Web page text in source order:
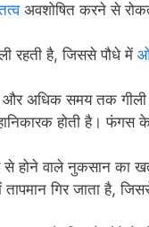
अवशोषित करने से
रहती है, जिससे पौधे में
और अधिक समय तक
होती है। फंगस के
से होने वाले नुकसान का
गिर जाता है,